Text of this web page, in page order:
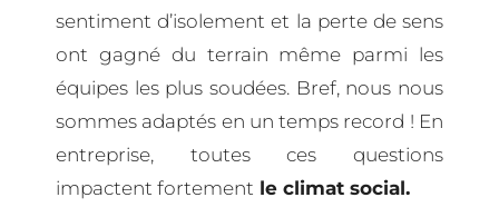
sentiment d’isolement et la perte de sens
ont gagné du terrain même parmi les
équipes les plus soudées. Bref, nous nous
sommes adaptés en un temps record ! En
entreprise, toutes ces questions
impactent fortement le climat social.